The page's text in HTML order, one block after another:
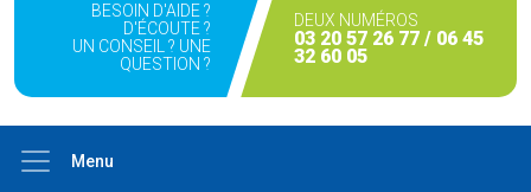
BESOIN D'AIDE ?
D'ÉCOUTE ?
UN CONSEIL ? UNE
QUESTION ?
DEUX NUMÉROS
03 20 57 26 77 / 06 45
32 60 05
Menu